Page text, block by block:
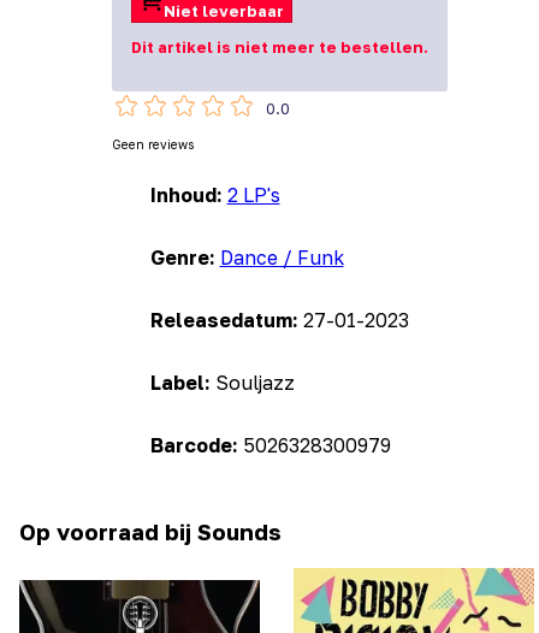
Inhoud: 2 LP's
Genre: Dance / Funk
Releasedatum: 27-01-2023
Label: Souljazz
Barcode: 5026328300979
Niet leverbaar
Dit artikel is niet meer te bestellen.
0.0
Geen reviews
Op voorraad bij Sounds